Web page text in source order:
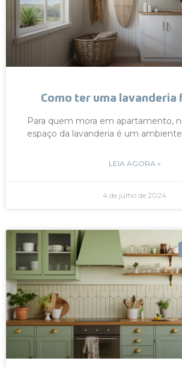
Como ter uma lavanderia
Para quem mora em apartamento,
espaço da lavanderia é um
LEIA AGORA »
4 de julho de 2024